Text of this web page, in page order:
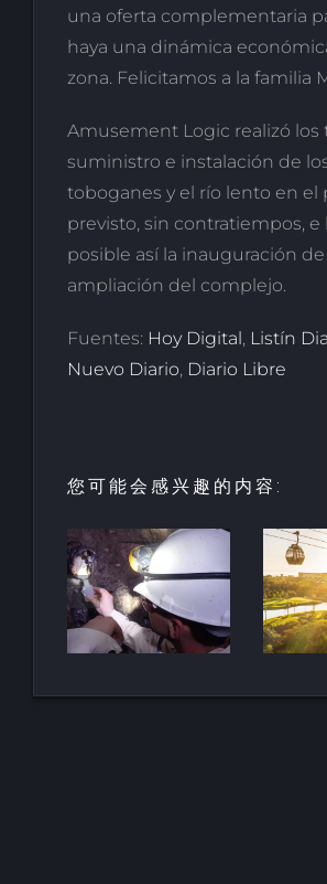
una oferta complementaria
haya una dinámica
zona. Felicitamos a la familia
Amusement Logic realizó los
suministro e instalación de
toboganes y el río lento en el
previsto, sin contratiempos, e
posible así la inauguración de
ampliación del complejo.
Fuentes: Hoy Digital, Listín
Nuevo Diario, Diario Libre
您可能会感兴趣的内容:
酒店和度假
村的创新：
里维埃拉-纳
亚里特的新
巴亚尔塔酒
店